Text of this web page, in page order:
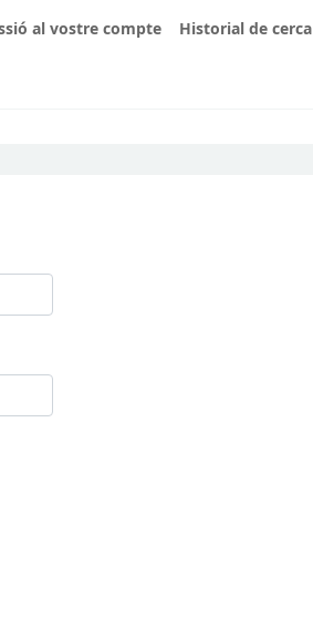
al vostre compte Historial de cerca